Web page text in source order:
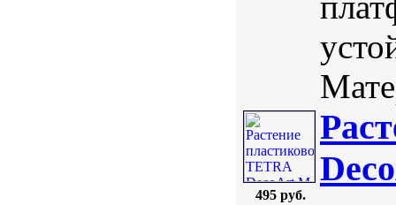
495 руб.